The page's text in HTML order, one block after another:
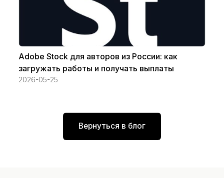
Adobe Stock для авторов из России: как
загружать работы и получать выплаты
2026-05-25
Вернуться в блог